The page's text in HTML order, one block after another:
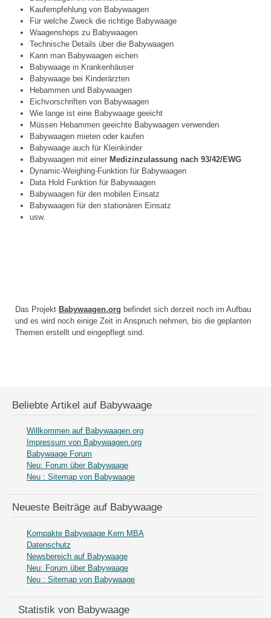
Kaufempfehlung von Babywaagen
Für welche Zweck die richtige Babywaage
Waagenshops zu Babywaagen
Technische Details über die Babywaagen
Kann man Babywaagen eichen
Babywaage in Krankenhäuser
Babywaage bei Kinderärzten
Hebammen und Babywaagen
Eichvorschriften von Babywaagen
Wie lange ist eine Babywaage geeicht
Müssen Hebammen geeichte Babywaagen verwenden
Babywaagen mieten oder kaufen
Babywaage auch für Kleinkinder
Babywaagen mit einer Medizinzulassung nach 93/42/EWG
Dynamic-Weighing-Funktion für Babywaagen
Data Hold Funktion für Babywaagen
Babywaagen für den mobilen Einsatz
Babywaagen für den stationären Einsatz
usw.
Das Projekt Babywaagen.org befindet sich derzeit noch im Aufbau
und es wird noch einige Zeit in Anspruch nehmen, bis die geplanten
Themen erstellt und eingepflegt sind.
Beliebte Artikel auf Babywaage
Willkommen auf Babywaagen.org
Impressum von Babywaagen.org
Babywaage Forum
Neu: Forum über Babywaage
Neu : Sitemap von Babywaage
Neueste Beiträge auf Babywaage
Kompakte Babywaage Kern MBA
Datenschutz
Newsbereich auf Babywaage
Neu: Forum über Babywaage
Neu : Sitemap von Babywaage
Statistik von Babywaage